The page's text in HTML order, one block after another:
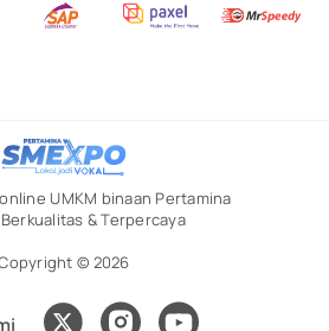
UMKM binaan Pertamina
& Terpercaya
© 2026